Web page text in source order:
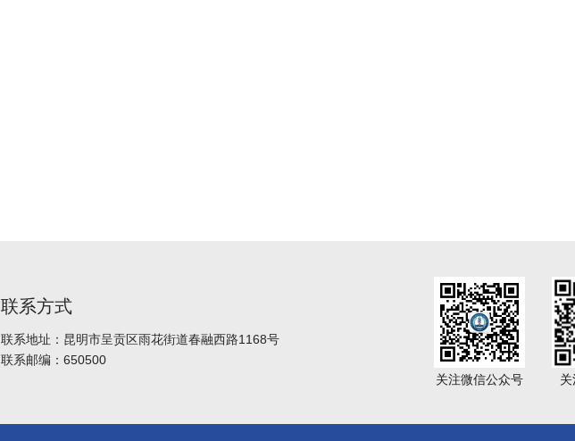
联系方式
联系地址：昆明市呈贡区雨花街道春融西路1168号
联系邮编：650500
关注微信公众号